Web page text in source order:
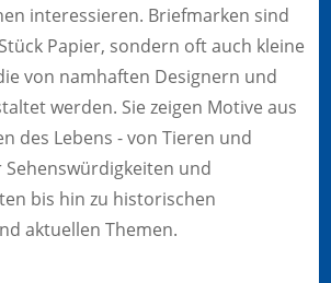
interessieren. Briefmarken sind
Papier, sondern oft auch kleine
von namhaften Designern und
werden. Sie zeigen Motive aus
des Lebens - von Tieren und
Sehenswürdigkeiten und
bis hin zu historischen
aktuellen Themen.